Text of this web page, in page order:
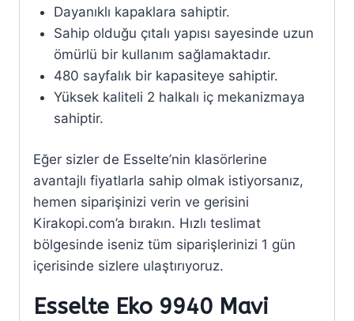
Dayanıklı kapaklara sahiptir.
Sahip olduğu çıtalı yapısı sayesinde uzun
ömürlü bir kullanım sağlamaktadır.
480 sayfalık bir kapasiteye sahiptir.
Yüksek kaliteli 2 halkalı iç mekanizmaya
sahiptir.
Eğer sizler de Esselte’nin klasörlerine
avantajlı fiyatlarla sahip olmak istiyorsanız,
hemen siparişinizi verin ve gerisini
Kirakopi.com’a bırakın. Hızlı teslimat
bölgesinde iseniz tüm siparişlerinizi 1 gün
içerisinde sizlere ulaştırıyoruz.
Esselte Eko 9940 Mavi